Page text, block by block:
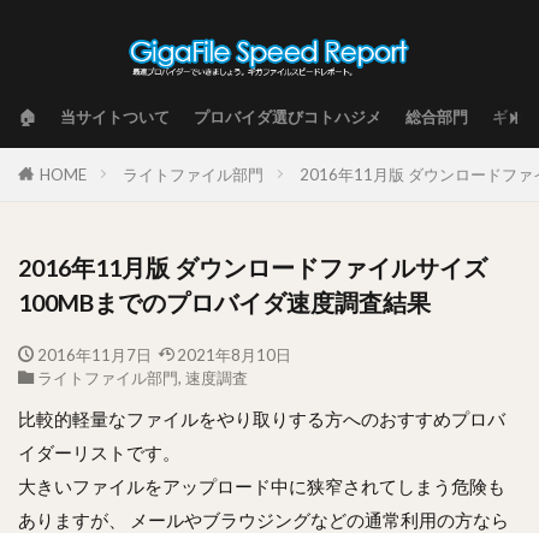
🏠 当サイトついて プロバイダ選びコトハジメ 総合部門 ギガ
HOME ライトファイル部門 2016年11月版 ダウンロードフ
2016年11月版 ダウンロードファイルサイズ
100MBまでのプロバイダ速度調査結果
2016年11月7日
2021年8月10日
ライトファイル部門, 速度調査
比較的軽量なファイルをやり取りする方へのおすすめプロバ
イダーリストです。
大きいファイルをアップロード中に狭窄されてしまう危険も
ありますが、 メールやブラウジングなどの通常利用の方なら